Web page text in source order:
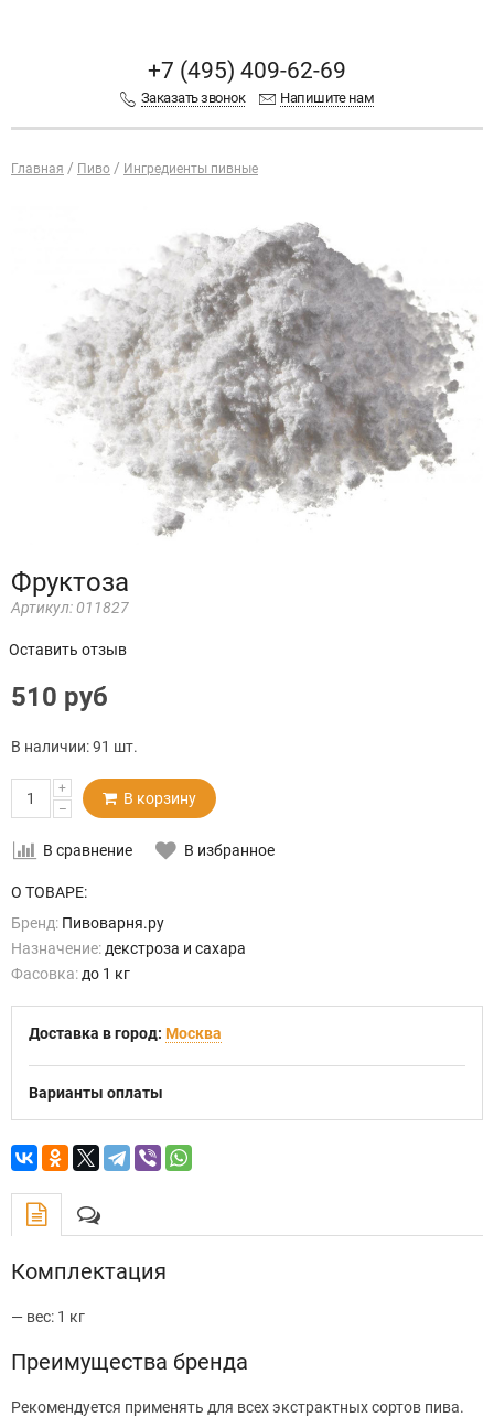
+7 (495) 409-62-69
Заказать звонок Напишите нам
Главная Пиво Ингредиенты пивные
Фруктоза
Артикул: 011827
Оставить отзыв
510 руб
В наличии:91 шт.
+
–
В корзину
В сравнение В избранное
О ТОВАРЕ:
Бренд: Пивоварня.ру
Назначение: декстроза и сахара
Фасовка: до 1 кг
Доставка в город: Москва
Варианты оплаты
Комплектация
— вес: 1 кг
Преимущества бренда
Рекомендуется применять для всех экстрактных сортов пива.